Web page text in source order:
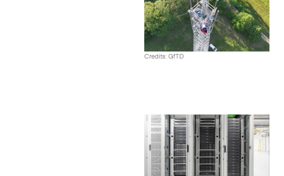
Credits: GfTD